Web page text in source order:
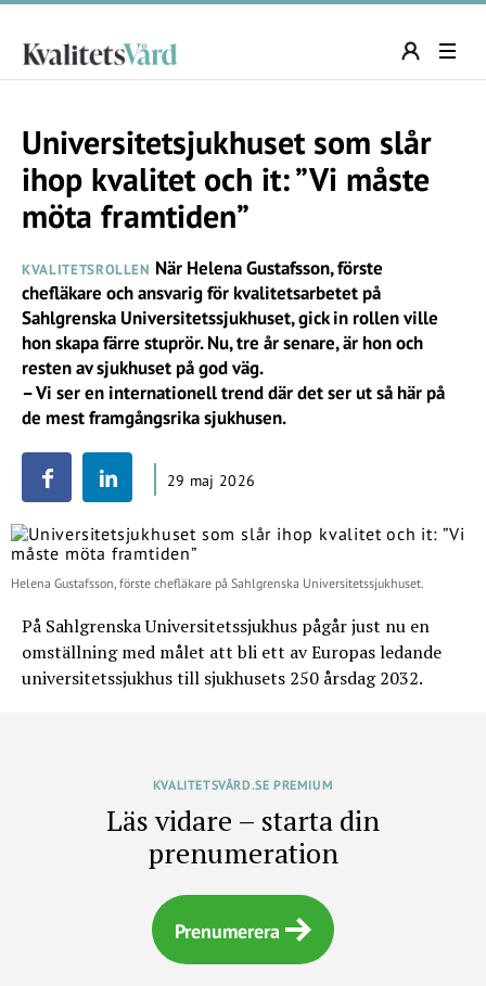
Universitetsjukhuset som slår
ihop kvalitet och it: ”Vi måste
möta framtiden”
KVALITETSROLLEN När Helena Gustafsson, förste
chefläkare och ansvarig för kvalitetsarbetet på
Sahlgrenska Universitetssjukhuset, gick in rollen ville
hon skapa färre stuprör. Nu, tre år senare, är hon och
resten av sjukhuset på god väg.
– Vi ser en internationell trend där det ser ut så här på
de mest framgångsrika sjukhusen.
29 maj 2026
Helena Gustafsson, förste chefläkare på Sahlgrenska Universitetssjukhuset.
På Sahlgrenska Universitetssjukhus pågår just nu en
omställning med målet att bli ett av Europas ledande
universitetssjukhus till sjukhusets 250 årsdag 2032.
KVALITETSVÅRD.SE PREMIUM
Läs vidare – starta din
prenumeration
Prenumerera